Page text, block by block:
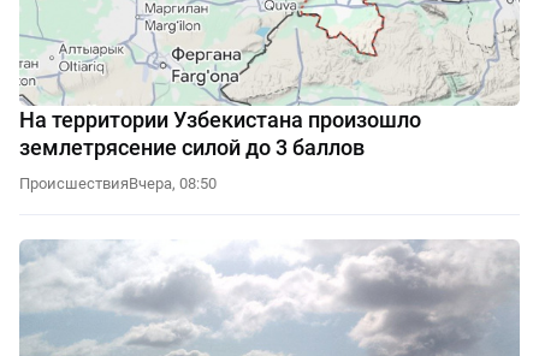
На территории Узбекистана произошло
землетрясение силой до 3 баллов
ПроисшествияВчера, 08:50